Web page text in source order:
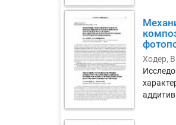
Ходер,